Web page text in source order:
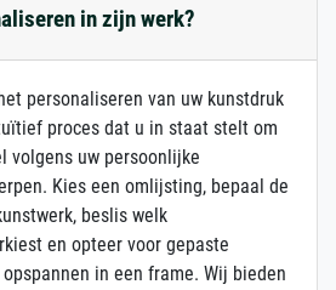
in zijn werk?
personaliseren van uw kunstdruk
proces dat u in staat stelt om
volgens uw persoonlijke
Kies een omlijsting, bepaal de
beslis welk
en opteer voor gepaste
in een frame. Wij bieden